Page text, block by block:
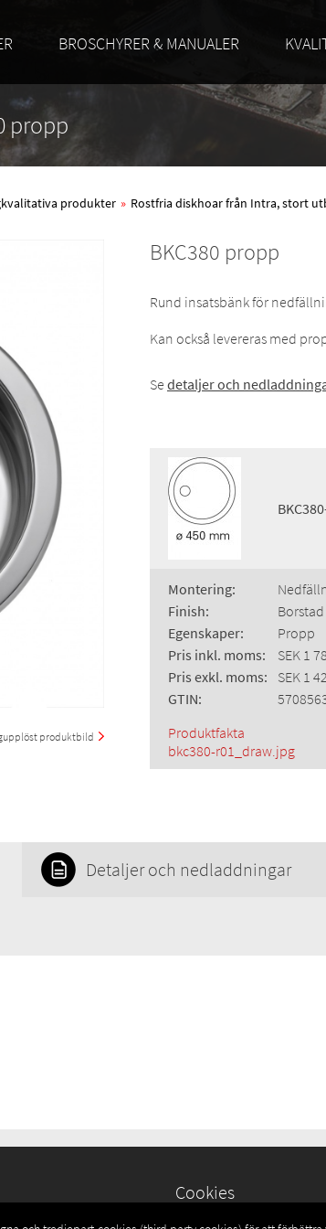
BROSCHYRER & MANUALER
propp
produkter » Rostfria diskhoar från Intra, stort
produktbild
BKC380 propp
Rund insatsbänk för
Kan också levereras med
Se detaljer och
Montering:
Finish:
Borstad
Egenskaper:
Propp
Pris inkl. moms:
SEK 1
Pris exkl. moms:
SEK 1
GTIN:
Produktfakta
bkc380-r01_draw.jpg
Detaljer och nedladdningar
Cookies